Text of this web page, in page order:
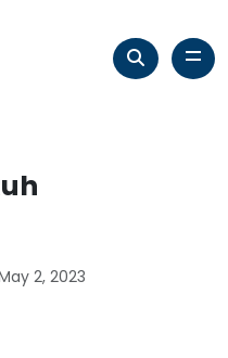
2, 2023